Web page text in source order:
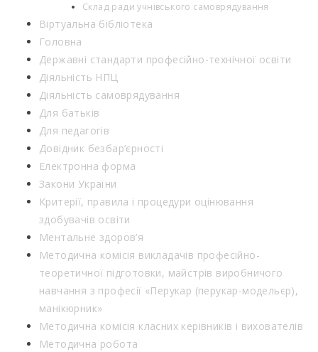
Склад ради учнівського самоврядування
Віртуальна бібліотека
Головна
Державні стандарти професійно-технічної освіти
Діяльність НПЦ
Діяльність самоврядування
Для батьків
Для педагогів
Довідник безбар’єрності
Електронна форма
Закони України
Критерії, правила і процедури оцінювання
здобувачів освіти
Ментальне здоров’я
Методична комісія викладачів професійно-
теоретичної підготовки, майстрів виробничого
навчання з професії «Перукар (перукар-модельєр),
манікюрник»
Методична комісія класних керівників і вихователів
Методична робота